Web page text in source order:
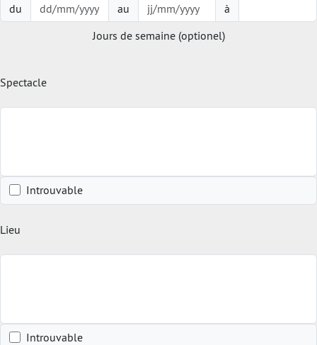
du
au
à
Jours de semaine (optionel)
Spectacle
Introuvable
Lieu
Introuvable